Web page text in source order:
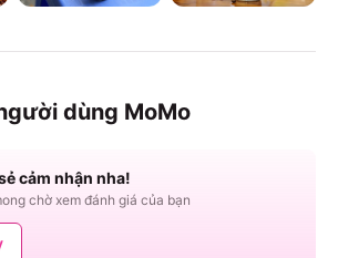
dùng MoMo
cảm nhận nha!
chờ xem đánh giá của bạn